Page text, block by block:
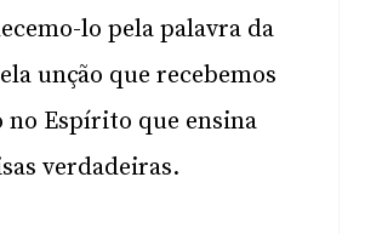
lo pela palavra da
unção que recebemos
no Espírito que ensina
verdadeiras.